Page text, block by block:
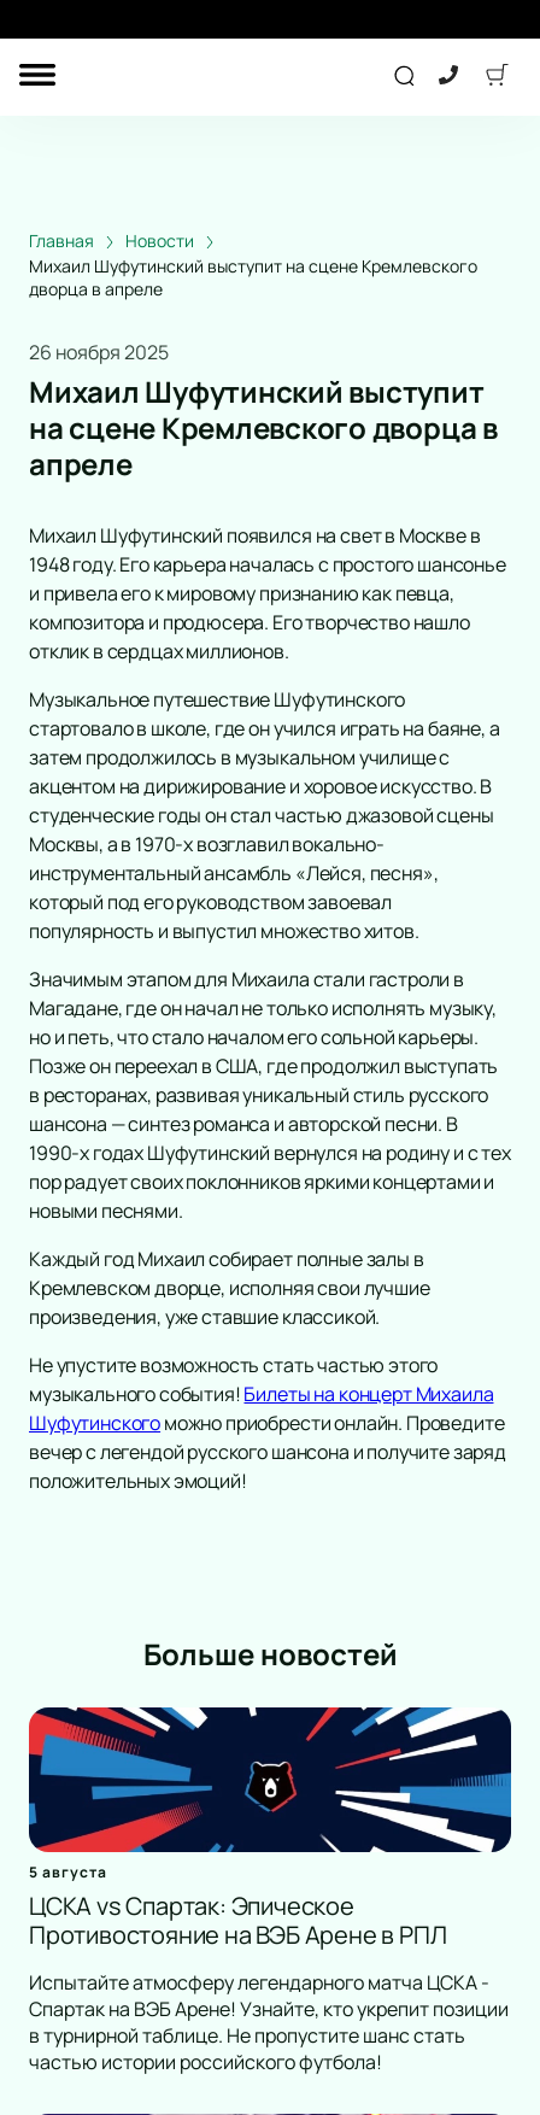
ПОДАРОЧНЫЕ
СЕРТИФИКАТЫ
Другое
Лекция
Экскурсия
Выставка
Мастер-класс
Сертификат
Образование
Детский спектакль
Новогодние ёлки
Кукольный театр
Сказка
Музыкальная сказка
Детский концерт
Детское шоу
Цирк
Детский мюзикл
Опера-сказка
Новогодняя сказка
Спорт
Континентальная Хоккейная Лига
Российская Премьер Лига
Футбол
Хоккей
Смешанные единоборства
Первая лига
Кубок России
Фигурное катание
Киберспорт
Кубок Мэра
Кулачные бои
Кубок Александра Овечкина
Чемпионат России по прыжкам
Бои
Концерт
Классика
Поп
Рок
Оркестр
Эстрада
Stand Up
Хип-хоп
Джаз и блюз
Фестиваль
Рэп
Юмористическое шоу
Ансамбль
Электронная музыка
Шоу
Хор
Инструментальная музыка
Инди
Танцевальное шоу
Шансон
Новогодние концерты
Гала-концерт
Вокал
Литературные чтения
Вечеринка
Метал
Народная песня
Инди-поп
Дискотека
Шоу иллюзионистов
Народное шоу
Фьюжн
Конное шоу
Театр
Комедия
Драма
Спектакль
Балет
Пьеса
Опера
Музыкальный спектакль
Мюзикл
Творческий вечер
Моноспектакль
Трагикомедия
Оперетта
Танцевальный спектакль
Пластический спектакль
Трагедия
Рок-опера
Мелодрама
Экспериментальный театр
Детектив
Танго-спектакль
Дополнительно
Афиша
Площадки
Новости
Популярное 10
Баста и Гуф в ЛужникахБаста в ЛужникахКонцерт Фараона в
Подборки 20
Подарочные сертификатыВИП БилетыКорпоративным клиентам
Главная
Новости
Михаил Шуфутинский выступит на сцене Кремлевского
дворца в апреле
26 ноября 2025
Михаил Шуфутинский выступит
на сцене Кремлевского дворца в
апреле
Михаил Шуфутинский появился на свет в Москве в
1948 году. Его карьера началась с простого шансонье
и привела его к мировому признанию как певца,
композитора и продюсера. Его творчество нашло
отклик в сердцах миллионов.
Музыкальное путешествие Шуфутинского
стартовало в школе, где он учился играть на баяне, а
затем продолжилось в музыкальном училище с
акцентом на дирижирование и хоровое искусство. В
студенческие годы он стал частью джазовой сцены
Москвы, а в 1970-х возглавил вокально-
инструментальный ансамбль «Лейся, песня»,
который под его руководством завоевал
популярность и выпустил множество хитов.
Значимым этапом для Михаила стали гастроли в
Магадане, где он начал не только исполнять музыку,
но и петь, что стало началом его сольной карьеры.
Позже он переехал в США, где продолжил выступать
в ресторанах, развивая уникальный стиль русского
шансона — синтез романса и авторской песни. В
1990-х годах Шуфутинский вернулся на родину и с тех
пор радует своих поклонников яркими концертами и
новыми песнями.
Каждый год Михаил собирает полные залы в
Кремлевском дворце, исполняя свои лучшие
произведения, уже ставшие классикой.
Не упустите возможность стать частью этого
музыкального события! Билеты на концерт Михаила
Шуфутинскогоможно приобрести онлайн. Проведите
вечер с легендой русского шансона и получите заряд
положительных эмоций!
Больше новостей
5 августа
ЦСКА vs Спартак: Эпическое
Противостояние на ВЭБ Арене в РПЛ
Испытайте атмосферу легендарного матча ЦСКА -
Спартак на ВЭБ Арене! Узнайте, кто укрепит позиции
в турнирной таблице. Не пропустите шанс стать
частью истории российского футбола!